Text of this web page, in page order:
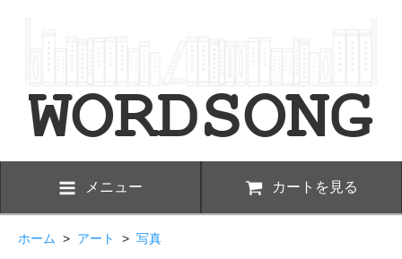
メニュー カートを見る
ホーム > アート > 写真